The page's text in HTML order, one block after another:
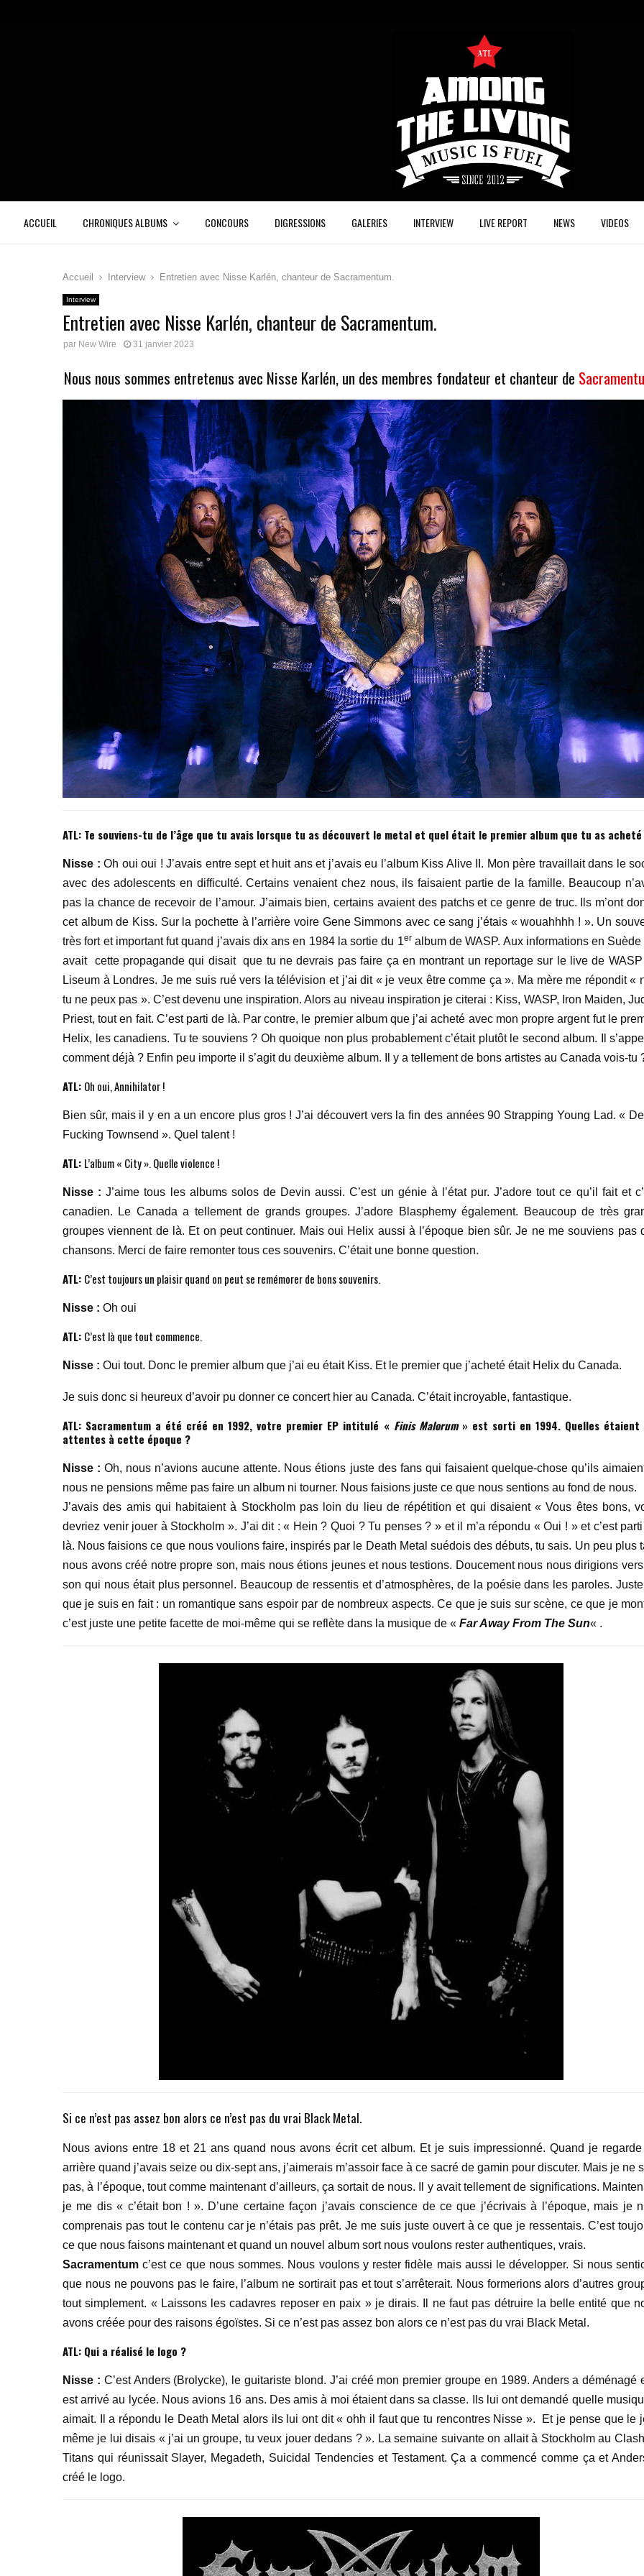
ACCUEIL CHRONIQUES ALBUMS CONCOURS DIGRESSIONS GALERIES INTERVIEW LIVE REPORT NEWS VIDEOS
Accueil Interview Entretien avec Nisse Karlén, chanteur de Sacramentum.
Interview
Entretien avec Nisse Karlén, chanteur de Sacramentum.
par New Wire 31 janvier 2023
Nous nous sommes entretenus avec Nisse Karlén, un des membres fondateur et chanteur de
ATL: Te souviens-tu de l’âge que tu avais lorsque tu as découvert le metal et quel était le premier album que tu as
Nisse : Oh oui oui ! J’avais entre sept et huit ans et j’avais eu l’album Kiss Alive II. Mon père travaillait dans le
avec des adolescents en difficulté. Certains venaient chez nous, ils faisaient partie de la famille. Beaucoup
pas la chance de recevoir de l’amour. J’aimais bien, certains avaient des patchs et ce genre de truc. Ils m’ont
cet album de Kiss. Sur la pochette à l’arrière voire Gene Simmons avec ce sang j’étais « wouahhhh ! ». Un
très fort et important fut quand j’avais dix ans en 1984 la sortie du 1er album de WASP. Aux informations en
avait cette propagande qui disait que tu ne devrais pas faire ça en montrant un reportage sur le live de WASP
Liseum à Londres. Je me suis rué vers la télévision et j’ai dit « je veux être comme ça ». Ma mère me répondit «
tu ne peux pas ». C’est devenu une inspiration. Alors au niveau inspiration je citerai : Kiss, WASP, Iron Maiden,
Priest, tout en fait. C’est parti de là. Par contre, le premier album que j’ai acheté avec mon propre argent fut le
Helix, les canadiens. Tu te souviens ? Oh quoique non plus probablement c’était plutôt le second album. Il
comment déjà ? Enfin peu importe il s’agit du deuxième album. Il y a tellement de bons artistes au Canada vois-tu
ATL: Oh oui, Annihilator !
Bien sûr, mais il y en a un encore plus gros ! J’ai découvert vers la fin des années 90 Strapping Young Lad. «
Fucking Townsend ». Quel talent !
ATL: L’album « City ». Quelle violence !
Nisse : J’aime tous les albums solos de Devin aussi. C’est un génie à l’état pur. J’adore tout ce qu’il fait et
canadien. Le Canada a tellement de grands groupes. J’adore Blasphemy également. Beaucoup de très
groupes viennent de là. Et on peut continuer. Mais oui Helix aussi à l’époque bien sûr. Je ne me souviens pas
chansons. Merci de faire remonter tous ces souvenirs. C’était une bonne question.
ATL: C’est toujours un plaisir quand on peut se remémorer de bons souvenirs.
Nisse : Oh oui
ATL: C’est là que tout commence.
Nisse : Oui tout. Donc le premier album que j’ai eu était Kiss. Et le premier que j’acheté était Helix du Canada.
Je suis donc si heureux d’avoir pu donner ce concert hier au Canada. C’était incroyable, fantastique.
ATL: Sacramentum a été créé en 1992, votre premier EP intitulé « Finis Malorum» est sorti en 1994. Quelles étaient
attentes à cette époque ?
Nisse : Oh, nous n’avions aucune attente. Nous étions juste des fans qui faisaient quelque-chose qu’ils
nous ne pensions même pas faire un album ni tourner. Nous faisions juste ce que nous sentions au fond de nous.
J’avais des amis qui habitaient à Stockholm pas loin du lieu de répétition et qui disaient « Vous êtes bons,
devriez venir jouer à Stockholm ». J’ai dit : « Hein ? Quoi ? Tu penses ? » et il m’a répondu « Oui ! » et c’est
là. Nous faisions ce que nous voulions faire, inspirés par le Death Metal suédois des débuts, tu sais. Un peu plus
nous avons créé notre propre son, mais nous étions jeunes et nous testions. Doucement nous nous dirigions
son qui nous était plus personnel. Beaucoup de ressentis et d’atmosphères, de la poésie dans les paroles.
que je suis en fait : un romantique sans espoir par de nombreux aspects. Ce que je suis sur scène, ce que je
c’est juste une petite facette de moi-même qui se reflète dans la musique de « Far Away From The Sun« .
Si ce n’est pas assez bon alors ce n’est pas du vrai Black Metal.
Nous avions entre 18 et 21 ans quand nous avons écrit cet album. Et je suis impressionné. Quand je regarde
arrière quand j’avais seize ou dix-sept ans, j’aimerais m’assoir face à ce sacré de gamin pour discuter. Mais je ne
pas, à l’époque, tout comme maintenant d’ailleurs, ça sortait de nous. Il y avait tellement de significations.
je me dis « c’était bon ! ». D’une certaine façon j’avais conscience de ce que j’écrivais à l’époque, mais je
comprenais pas tout le contenu car je n’étais pas prêt. Je me suis juste ouvert à ce que je ressentais. C’est
ce que nous faisons maintenant et quand un nouvel album sort nous voulons rester authentiques, vrais.
Sacramentum c’est ce que nous sommes. Nous voulons y rester fidèle mais aussi le développer. Si nous
que nous ne pouvons pas le faire, l’album ne sortirait pas et tout s’arrêterait. Nous formerions alors d’autres
tout simplement. « Laissons les cadavres reposer en paix » je dirais. Il ne faut pas détruire la belle entité que
avons créée pour des raisons égoïstes. Si ce n’est pas assez bon alors ce n’est pas du vrai Black Metal.
ATL: Qui a réalisé le logo ?
Nisse : C’est Anders (Brolycke), le guitariste blond. J’ai créé mon premier groupe en 1989. Anders a déménagé
est arrivé au lycée. Nous avions 16 ans. Des amis à moi étaient dans sa classe. Ils lui ont demandé quelle
aimait. Il a répondu le Death Metal alors ils lui ont dit « ohh il faut que tu rencontres Nisse ». Et je pense que le
même je lui disais « j’ai un groupe, tu veux jouer dedans ? ». La semaine suivante on allait à Stockholm au
Titans qui réunissait Slayer, Megadeth, Suicidal Tendencies et Testament. Ça a commencé comme ça et
créé le logo.